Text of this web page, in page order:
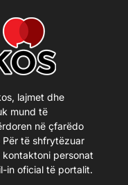
lajmet dhe
mund të
në çfarëdo
të shfrytëzuar
personat
in oficial të portalit.